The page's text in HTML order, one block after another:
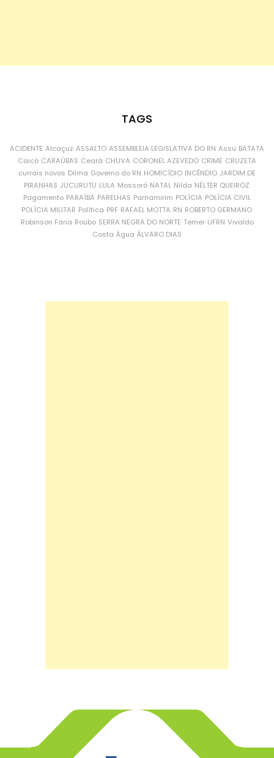
TAGS
ACIDENTE Alcaçuz ASSALTO ASSEMBLEIA LEGISLATIVA DO RN Assu BATATA
Caicó CARAÚBAS Ceará CHUVA CORONEL AZEVEDO CRIME CRUZETA
currais novos Dilma Governo do RN HOMICÍDIO INCÊNDIO JARDIM DE
PIRANHAS JUCURUTU LULA Mossoró NATAL Nilda NÉLTER QUEIROZ
Pagamento PARAÍBA PARELHAS Parnamirim POLÍCIA POLÍCIA CIVIL
POLÍCIA MILITAR Política PRF RAFAEL MOTTA RN ROBERTO GERMANO
Robinson Faria Roubo SERRA NEGRA DO NORTE Temer UFRN Vivaldo
Costa Água ÁLVARO DIAS